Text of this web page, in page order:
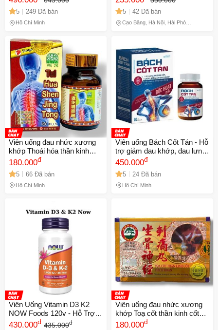
& Vitamin D3
5 249 Đã bán
Hồ Chí Minh
5 42 Đã bán
Cao Bằng, Hà Nội, Hải Phòng,
Viên uống đau nhức xương
khớp Thoái hóa thần kinh
thống Tui Hua Shen Jin Tong
- Hỗ Trợ Giảm Đau, Chống
Viêm, 60 Viên - Xuất Xứ
Singapore - Mã 1316
180.000đ
5 66 Đã bán
Hồ Chí Minh
Viên uống Bách Cốt Tán - Hỗ
trợ giảm đau khớp, đau lưng,
mỏi gối cho người thấp khớp
- Takarai
450.000đ
5 24 Đã bán
Hồ Chí Minh
Viên Uống Vitamin D3 K2
NOW Foods 120v - Hỗ Trợ
Hấp Thu Canxi, Tăng Cường
430.000đ 435.000đ
Viên uống đau nhức xương
khớp Toạ cốt thần kinh cốt
thích hoàn - Hộp 20 Viên Hỗ
180.000đ